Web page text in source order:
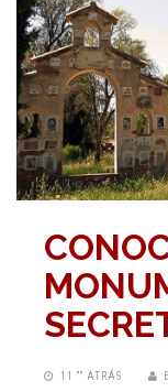
11 “” ATRÁS